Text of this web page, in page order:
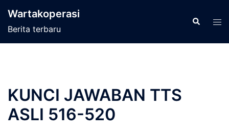
Wartakoperasi
Berita terbaru
Cari
KUNCI JAWABAN TTS
ASLI 516-520